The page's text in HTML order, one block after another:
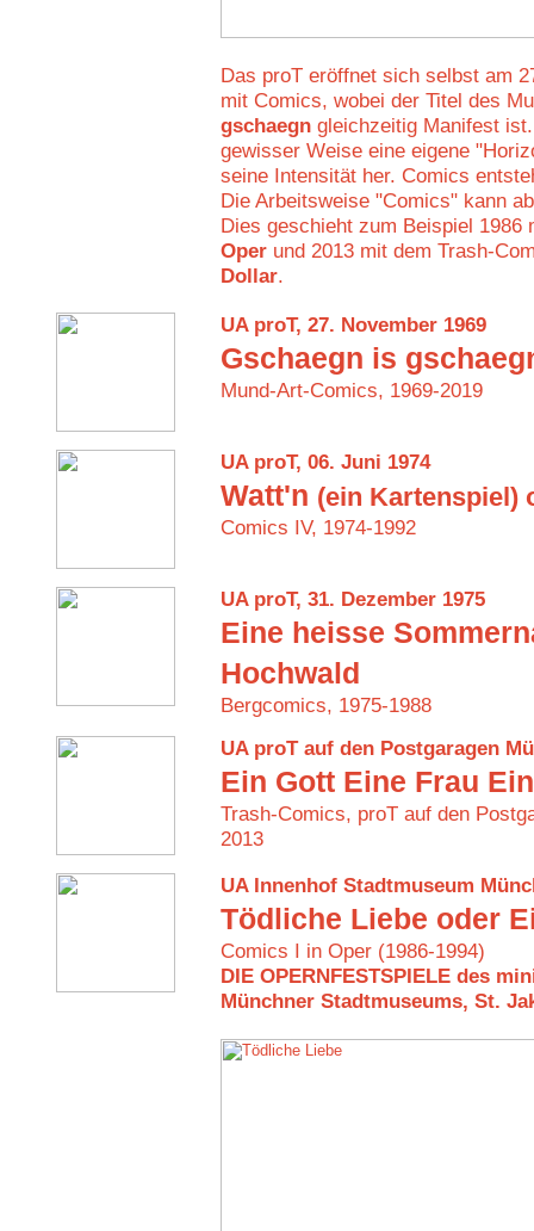
Das proT eröffnet sich selbst am
mit Comics, wobei der Titel des
gschaegn gleichzeitig Manifest
gewisser Weise eine eigene
seine Intensität her. Comics
Die Arbeitsweise "Comics" kann
Dies geschieht zum Beispiel 1986
Oper und 2013 mit dem Trash-
Dollar.
UA proT, 27. November 1969
Gschaegn is
Mund-Art-Comics, 1969-2019
UA proT, 06. Juni 1974
Watt'n (ein Kartenspiel)
Comics IV, 1974-1992
UA proT, 31. Dezember 1975
Eine heisse
Hochwald
Bergcomics, 1975-1988
UA proT auf den Postgaragen
Ein Gott Eine Frau
Trash-Comics, proT auf den
2013
UA Innenhof Stadtmuseum
Tödliche Liebe oder
Comics I in Oper (1986-1994)
DIE OPERNFESTSPIELE des
Münchner Stadtmuseums, St.